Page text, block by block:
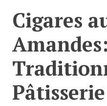
Cigares